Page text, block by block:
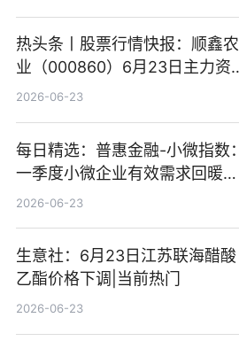
热头条丨股票行情快报：顺鑫农
业（000860）6月23日主力资
金净卖出388.22万元
2026-06-23
每日精选：普惠金融-小微指数：
一季度小微企业有效需求回暖，
金融服务迈向可持续发展新阶段
2026-06-23
生意社：6月23日江苏联海醋酸
乙酯价格下调|当前热门
2026-06-23